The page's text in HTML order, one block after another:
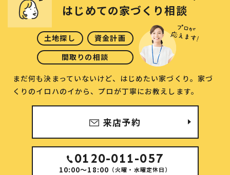
はじめての家づくり相談
土地探し
資金計画
間取りの相談
まだ何も決まっていないけど、はじめたい家づくり。 家づ
くりのイロハのイから、プロが丁寧にお教えします。
来店予約
0120-011-057
10:00～18:00 （火曜・水曜定休日）